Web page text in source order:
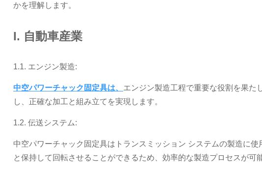
かを理解します。
I. 自動車産業
1.1. エンジン製造:
中空パワーチャック固定具は、 エンジン製造工程で重要な役割を果た
し、正確な加工と組み立てを実現します。
1.2. 伝送システム:
中空パワーチャック固定具はトランスミッション システムの製造に
と保持して回転させることができるため、効率的な製造プロセスが可